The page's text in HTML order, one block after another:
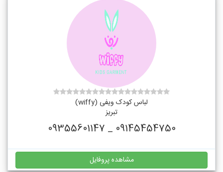
لباس کودک ویفی (wiffy)
تبریز
09145454750 _ 09355601147
مشاهده پروفایل